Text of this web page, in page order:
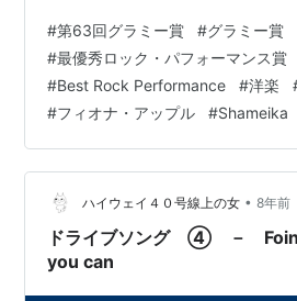
Big Thief（ビッグ・シーフ） ☆「
Bridgers（フィービー・ブリジャ
ザ・ステップス」Haim（ハイム）
イト」G…
#第63回グラミー賞 #グラミー賞
#最優秀ロック・パフォーマンス賞
#Best Rock Performance #洋楽
#フィオナ・アップル #Shameika
ハイウェイ４０号線上の女 • 8年前
ドライブソング ④ －
you can